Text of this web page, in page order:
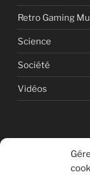
Retro Gaming
Science
Société
Vidéos